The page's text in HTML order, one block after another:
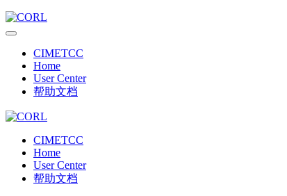
CIMETCC
Home
User Center
帮助文档
CIMETCC
Home
User Center
帮助文档